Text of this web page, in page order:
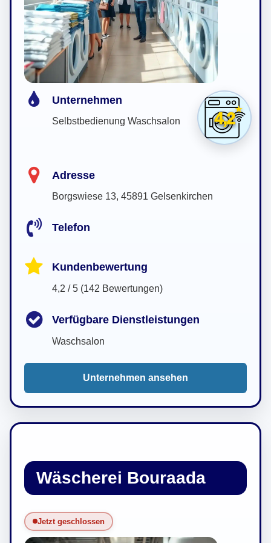
4,2
Unternehmen
Selbstbedienung Waschsalon
Adresse
Borgswiese 13, 45891 Gelsenkirchen
Telefon
Kundenbewertung
4,2 / 5 (142 Bewertungen)
Verfügbare Dienstleistungen
Waschsalon
Unternehmen ansehen
Wäscherei Bouraada
Jetzt geschlossen